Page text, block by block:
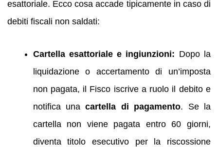
esattoriale. Ecco cosa accade tipicamente in caso di
debiti fiscali non saldati:
Cartella esattoriale e ingiunzioni: Dopo la
liquidazione o accertamento di un’imposta
non pagata, il Fisco iscrive a ruolo il debito e
notifica unacartella di pagamento. Se la
cartella non viene pagata entro 60 giorni,
diventa titolo esecutivo per la riscossione